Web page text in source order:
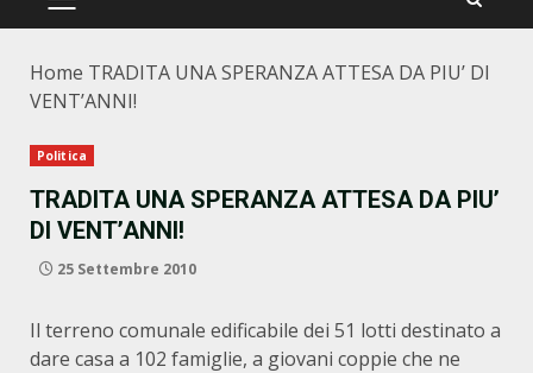
PRIMÄRES
Home TRADITA UNA SPERANZA ATTESA DA PIU’ DI
VENT’ANNI!
Politica
TRADITA UNA SPERANZA ATTESA DA PIU’
DI VENT’ANNI!
25 Settembre 2010
Il terreno comunale edificabile dei 51 lotti destinato a
dare casa a 102 famiglie, a giovani coppie che ne